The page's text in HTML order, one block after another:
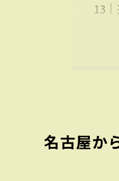
名古屋か